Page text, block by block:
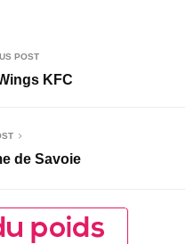
POST
KFC
de Savoie